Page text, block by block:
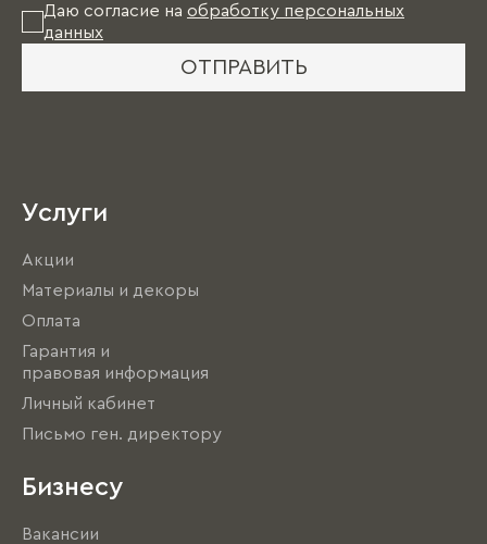
Даю согласие на обработку персональных
данных
ОТПРАВИТЬ
Услуги
Акции
Материалы и декоры
Оплата
Гарантия и
правовая информация
Личный кабинет
Письмо ген. директору
Бизнесу
Вакансии